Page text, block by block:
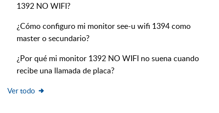
1392 NO WIFI?
¿Cómo configuro mi monitor see-u wifi 1394 como
master o secundario?
¿Por qué mi monitor 1392 NO WIFI no suena cuando
recibe una llamada de placa?
Ver todo